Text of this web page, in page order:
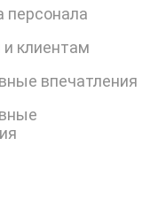
персонала
клиентам
впечатления